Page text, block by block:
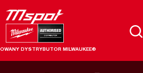
DYSTRYBUTOR MILWAUKEE®